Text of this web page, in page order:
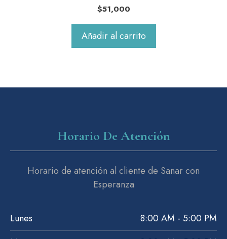
$51,000
Añadir al carrito
Horario De Atención
Horario de atención al cliente de Sanar con
Esperanza
Lunes
8:00 AM - 5:00 PM